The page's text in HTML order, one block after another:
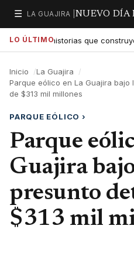
☰
Secciones
LA GUAJIRA | NUEVO DÍA
LO ÚLTIMO
las historias que
Inicio
La Guajira
Parque eólico en La Guajira
de $313 mil millones
PARQUE EÓLICO ›
Parque
Guajira
presunto
$313 mil